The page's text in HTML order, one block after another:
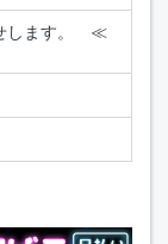
します。 ≪